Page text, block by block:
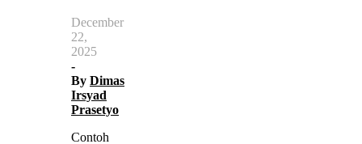
December
22,
2025
-
By Dimas
Irsyad
Prasetyo
Contoh